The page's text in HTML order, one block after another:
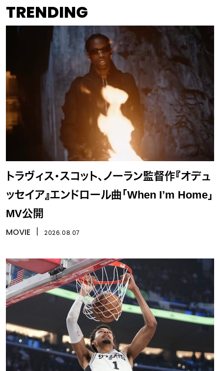
TRENDING
トラヴィス・スコット、ノーラン監督作『オデュ
ッセイア』エンドロール曲「When I’m Home」
MV公開
MOVIE 2026.08.07